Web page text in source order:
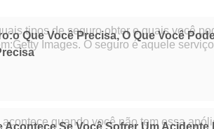
Que Você Precisa, O Que Você
tipos de seguro obter e quais você
O seguro é aquele serviço raro pelo qual você paga
espera nunca precisar usá-lo. Por uma
Acontece Se Você Sofrer Um
acontece quando você não tem essa